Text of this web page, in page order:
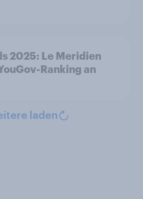
2025: Le Meridien
Ranking an
laden